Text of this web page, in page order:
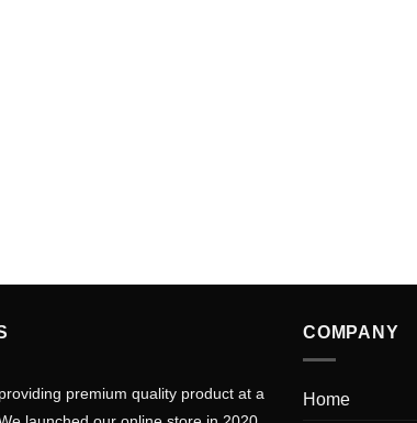
premium quality product at a
COMPANY
Home